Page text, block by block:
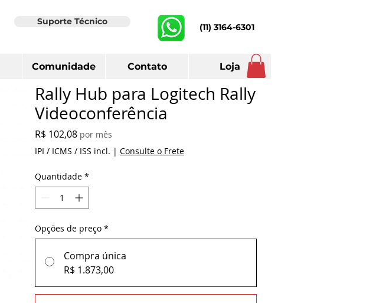
Suporte Técnico
(11) 3164-6301
Comunidade Contato Loja
Rally Hub para Logitech Rally
Videoconferência
R$ 102,08Preço
por mês
IPI / ICMS / ISS incl. | Consulte o Frete
Quantidade *
Opções de preço *
Compra única
R$ 1.873,00